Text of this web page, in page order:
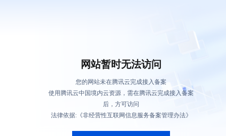
网站暂时无法访问
您的网站未在腾讯云完成接入备案
使用腾讯云中国境内云资源，需在腾讯云完成接入备案
后，方可访问
法律依据:《非经营性互联网信息服务备案管理办法》